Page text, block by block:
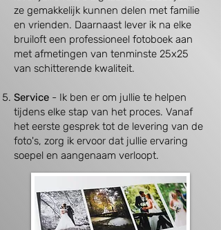
ze gemakkelijk kunnen delen met familie
en vrienden. Daarnaast lever ik na elke
bruiloft een professioneel fotoboek aan
met afmetingen van tenminste 25x25
van schitterende kwaliteit.
Service - Ik ben er om jullie te helpen
tijdens elke stap van het proces. Vanaf
het eerste gesprek tot de levering van de
foto's, zorg ik ervoor dat jullie ervaring
soepel en aangenaam verloopt.